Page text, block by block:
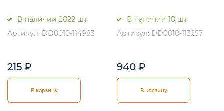
В наличии 2822 шт.
Артикул: DD0010-114983
215 ₽
В корзину
В наличии 10 шт.
Артикул: DD0010-113257
940 ₽
В корзину